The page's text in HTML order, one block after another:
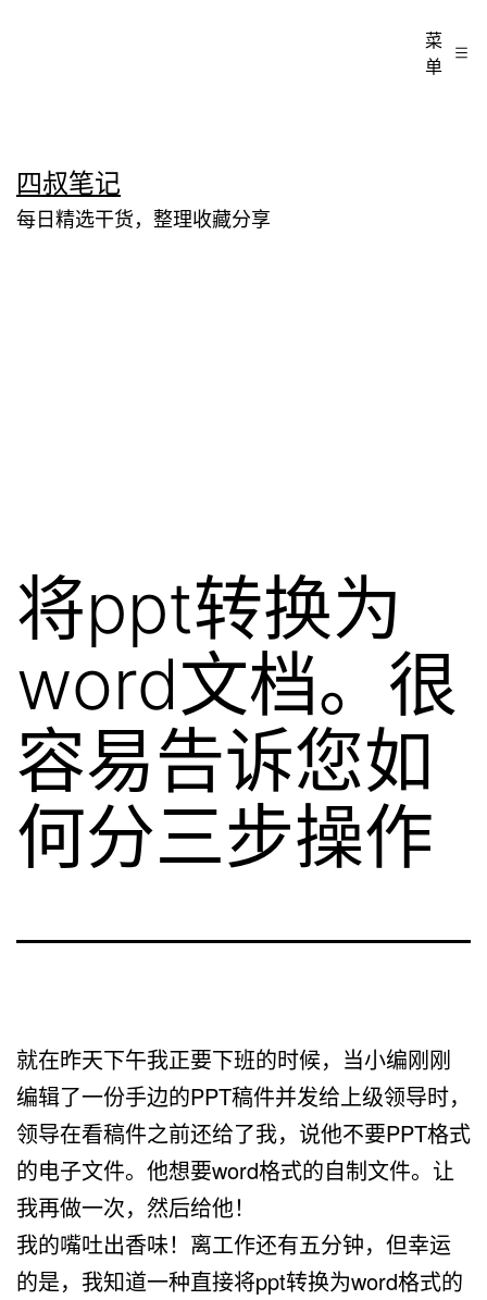
至
内
四叔笔记
每日精选干货，整理收藏分享
菜
单
将ppt转换为
word文档。很
容易告诉您如
何分三步操作
就在昨天下午我正要下班的时候，当小编刚刚
编辑了一份手边的PPT稿件并发给上级领导时，
领导在看稿件之前还给了我，说他不要PPT格式
的电子文件。他想要word格式的自制文件。让
我再做一次，然后给他！
我的嘴吐出香味！离工作还有五分钟，但幸运
的是，我知道一种直接将ppt转换为word格式的